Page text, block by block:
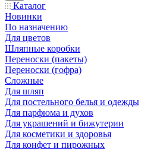
Каталог
Новинки
По назначению
Для цветов
Шляпные коробки
Переноски (пакеты)
Переноски (гофра)
Сложные
Для шляп
Для постельного белья и одежды
Для парфюма и духов
Для украшений и бижутерии
Для косметики и здоровья
Для конфет и пирожных